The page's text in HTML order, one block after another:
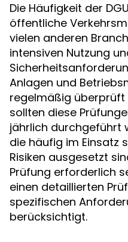
Die Häufigkeit der
öffentliche
vielen anderen
intensiven Nutzung
Anlagen und
regelmäßig überprüft
sollten diese
jährlich durchgeführt
die häufig im Einsatz
Risiken ausgesetzt
Prüfung erforderlich
einen detaillierten
spezifischen
berücksichtigt.